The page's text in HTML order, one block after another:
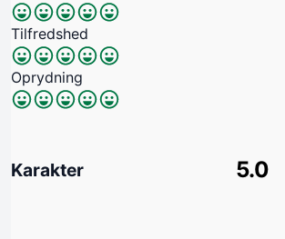
Tilfredshed
Oprydning
Karakter 5.0